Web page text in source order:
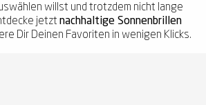
willst und trotzdem nicht lange
jetzt nachhaltige Sonnenbrillen
Dir Deinen Favoriten in wenigen Klicks.